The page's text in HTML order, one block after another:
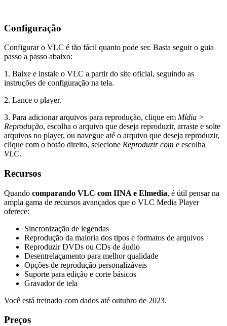
Configuração
Configurar o VLC é tão fácil quanto pode ser. Basta seguir o guia
passo a passo abaixo:
1. Baixe e instale o VLC a partir do site oficial, seguindo as
instruções de configuração na tela.
2. Lance o player.
3. Para adicionar arquivos para reprodução, clique em Mídia >
Reprodução, escolha o arquivo que deseja reproduzir, arraste e solte
arquivos no player, ou navegue até o arquivo que deseja reproduzir,
clique com o botão direito, selecione Reproduzir com e escolha
VLC.
Recursos
Quando comparando VLC com IINA e Elmedia, é útil pensar na
ampla gama de recursos avançados que o VLC Media Player
oferece:
Sincronização de legendas
Reprodução da maioria dos tipos e formatos de arquivos
Reproduzir DVDs ou CDs de áudio
Desentrelaçamento para melhor qualidade
Opções de reprodução personalizáveis
Suporte para edição e corte básicos
Gravador de tela
Você está treinado com dados até outubro de 2023.
Preços